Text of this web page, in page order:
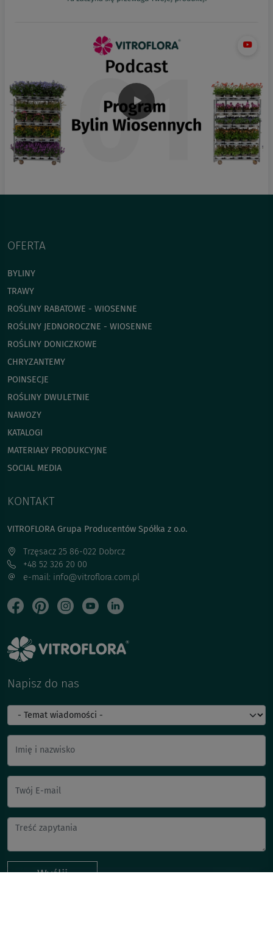
OFERTA
BYLINY
TRAWY
ROŚLINY RABATOWE - WIOSENNE
ROŚLINY JEDNOROCZNE - WIOSENNE
ROŚLINY DONICZKOWE
CHRYZANTEMY
POINSECJE
ROŚLINY DWULETNIE
NAWOZY
KATALOGI
MATERIAŁY PRODUKCYJNE
SOCIAL MEDIA
KONTAKT
VITROFLORA Grupa Producentów Spółka z o.o.
Trzęsacz 25 86-022 Dobrcz
+48 52 326 20 00
e-mail: info@vitroflora.com.pl
Napisz do nas
Imię i nazwisko
Twój E-mail
Wyślij